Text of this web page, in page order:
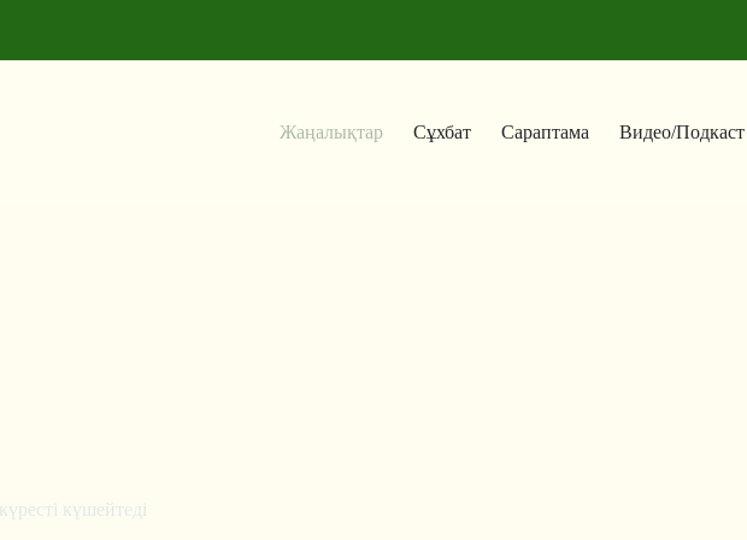
Жаңалықтар Сұхбат Сараптама Видео/Подкаст
күшейтеді